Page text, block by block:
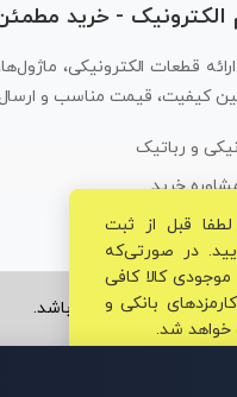
الکترونیک - خرید
قطعات الکترونیکی،
کیفیت، قیمت مناسب و
و رباتیک
خرید
محفوظ می‌باشد.
قبل از ثبت
در صورتی‌که
کالا کافی
بانکی و
خواهد شد.